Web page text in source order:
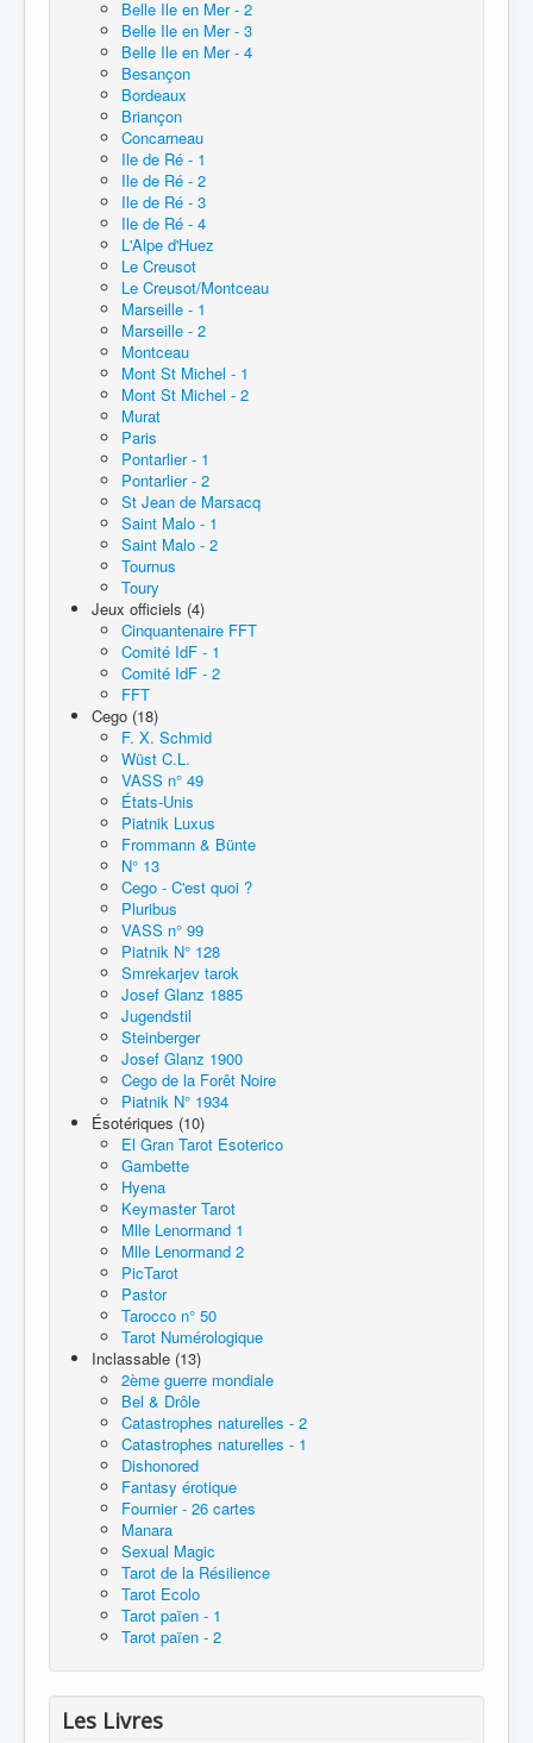
Belle Ile en Mer - 2
Belle Ile en Mer - 3
Belle Ile en Mer - 4
Besançon
Bordeaux
Briançon
Concarneau
Ile de Ré - 1
Ile de Ré - 2
Ile de Ré - 3
Ile de Ré - 4
L'Alpe d'Huez
Le Creusot
Le Creusot/Montceau
Marseille - 1
Marseille - 2
Montceau
Mont St Michel - 1
Mont St Michel - 2
Murat
Paris
Pontarlier - 1
Pontarlier - 2
St Jean de Marsacq
Saint Malo - 1
Saint Malo - 2
Tournus
Toury
Jeux officiels (4)
Cinquantenaire FFT
Comité IdF - 1
Comité IdF - 2
FFT
Cego (18)
F. X. Schmid
Wüst C.L.
VASS n° 49
États-Unis
Piatnik Luxus
Frommann & Bünte
N° 13
Cego - C'est quoi ?
Pluribus
VASS n° 99
Piatnik N° 128
Smrekarjev tarok
Josef Glanz 1885
Jugendstil
Steinberger
Josef Glanz 1900
Cego de la Forêt Noire
Piatnik N° 1934
Ésotériques (10)
El Gran Tarot Esoterico
Gambette
Hyena
Keymaster Tarot
Mlle Lenormand 1
Mlle Lenormand 2
PicTarot
Pastor
Tarocco n° 50
Tarot Numérologique
Inclassable (13)
2ème guerre mondiale
Bel & Drôle
Catastrophes naturelles - 2
Catastrophes naturelles - 1
Dishonored
Fantasy érotique
Fournier - 26 cartes
Manara
Sexual Magic
Tarot de la Résilience
Tarot Ecolo
Tarot païen - 1
Tarot païen - 2
Les Livres